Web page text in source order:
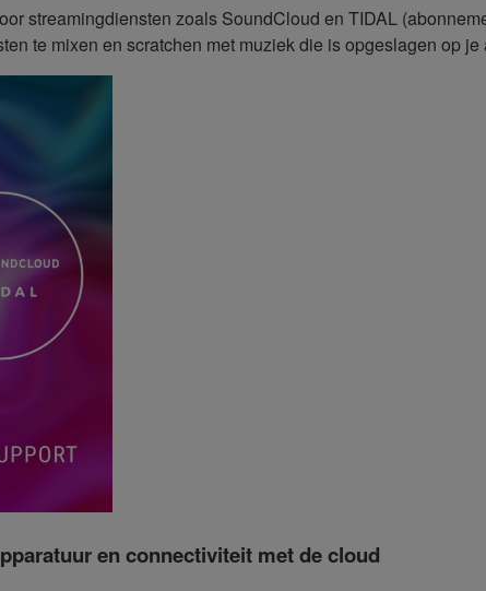
streamingdiensten zoals SoundCloud en TIDAL
te mixen en scratchen met muziek die is opgeslagen op je
en connectiviteit met de cloud